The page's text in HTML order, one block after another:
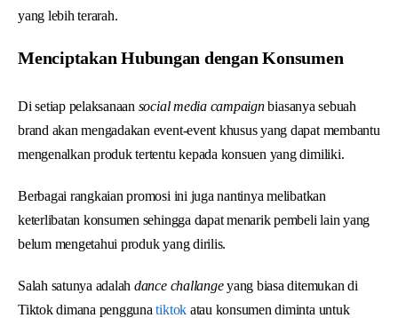
yang lebih terarah.
Menciptakan Hubungan dengan Konsumen
Di setiap pelaksanaan social media campaignbiasanya sebuah
brand akan mengadakan event-event khusus yang dapat membantu
mengenalkan produk tertentu kepada konsuen yang dimiliki.
Berbagai rangkaian promosi ini juga nantinya melibatkan
keterlibatan konsumen sehingga dapat menarik pembeli lain yang
belum mengetahui produk yang dirilis.
Salah satunya adalah dance challangeyang biasa ditemukan di
Tiktok dimana penggunatiktok atau konsumen diminta untuk